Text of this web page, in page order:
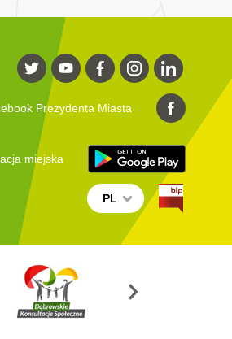
Prezydenta Miasta
miejska
PL